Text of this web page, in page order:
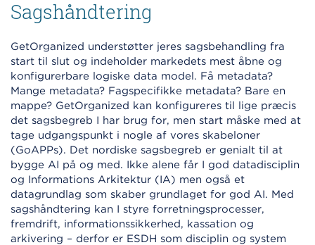
Sagshåndtering
GetOrganized understøtter jeres sagsbehandling fra
start til slut og indeholder markedets mest åbne og
konfigurerbare logiske data model. Få metadata?
Mange metadata? Fagspecifikke metadata? Bare en
mappe? GetOrganized kan konfigureres til lige præcis
det sagsbegreb I har brug for, men start måske med at
tage udgangspunkt i nogle af vores skabeloner
(GoAPPs). Det nordiske sagsbegreb er genialt til at
bygge AI på og med. Ikke alene får I god datadisciplin
og Informations Arkitektur (IA) men også et
datagrundlag som skaber grundlaget for god AI. Med
sagshåndtering kan I styre forretningsprocesser,
fremdrift, informationssikkerhed, kassation og
arkivering – derfor er ESDH som disciplin og system